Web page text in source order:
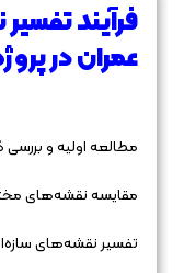
فرآیند
عمران در
مطالعه اولیه و
مقایسه نقشه‌های
تفسیر نقشه‌های